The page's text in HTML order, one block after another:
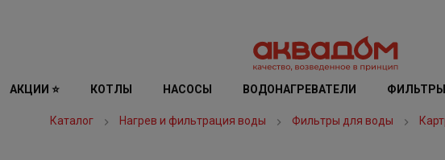
АКЦИИ ⭐ КОТЛЫ НАСОСЫ ВОДОНАГРЕВАТЕЛИ
Каталог Нагрев и фильтрация воды Фильтры для воды